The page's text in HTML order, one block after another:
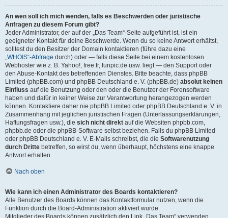
An wen soll ich mich wenden, falls es Beschwerden oder juristische
Anfragen zu diesem Forum gibt?
Jeder Administrator, der auf der „Das Team“-Seite aufgeführt ist, ist ein
geeigneter Kontakt für deine Beschwerde. Wenn du so keine Antwort erhältst,
solltest du den Besitzer der Domain kontaktieren (führe dazu eine
„WHOIS“-Abfrage durch) oder — falls diese Seite bei einem kostenlosen
Webhoster wie z. B. Yahoo!, free.fr, funpic.de usw. liegt — den Support oder
den Abuse-Kontakt des betreffenden Dienstes. Bitte beachte, dass phpBB
Limited (phpBB.com) und phpBB Deutschland e. V. (phpBB.de) absolut keinen
Einfluss auf die Benutzung oder den oder die Benutzer der Forensoftware
haben und dafür in keiner Weise zur Verantwortung herangezogen werden
können. Kontaktiere daher nie phpBB Limited oder phpBB Deutschland e. V. in
Zusammenhang mit jeglichen juristischen Fragen (Unterlassungserklärungen,
Haftungsfragen usw.), die sich nicht direkt auf die Websiten phpbb.com,
phpbb.de oder die phpBB-Software selbst beziehen. Falls du phpBB Limited
oder phpBB Deutschland e. V. E-Mails schreibst, die die Softwarenutzung
durch Dritte betreffen, so wirst du, wenn überhaupt, höchstens eine knappe
Antwort erhalten.
Nach oben
Wie kann ich einen Administrator des Boards kontaktieren?
Alle Benutzer des Boards können das Kontaktformular nutzen, wenn die
Funktion durch die Board-Administration aktiviert wurde.
Mitglieder des Boards können zusätzlich den Link „Das Team“ verwenden.